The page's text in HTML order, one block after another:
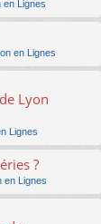
en Lignes
en Lignes
Lyon
Lignes
?
en Lignes